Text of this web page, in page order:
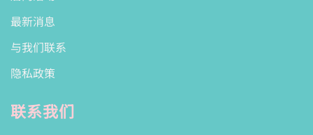
最新消息
与我们联系
隐私政策
联系我们